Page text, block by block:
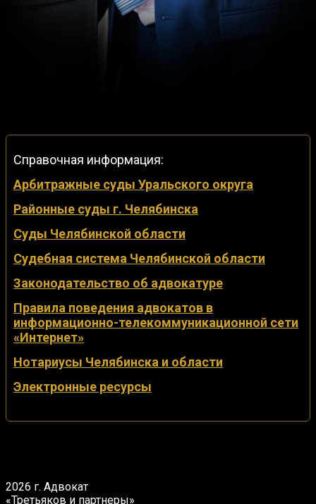
Справочная информация:
Арбитражные суды Уральского округа
Районные суды г. Челябинска
Суды Челябинской области
Судебная система Челябинской области
Законодательство об адвокатуре
Правила поведения адвокатов в
информационно-телекоммуникационной сети
«Интернет»
Нотариусы Челябинска и области
Электронные ресурсы
2026 г. Адвокат
«Третьяков и партнеры»